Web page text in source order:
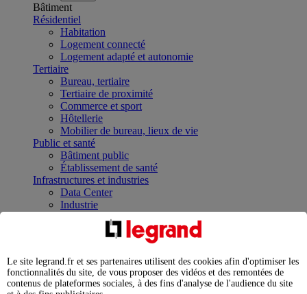
Bâtiment
Résidentiel
Habitation
Logement connecté
Logement adapté et autonomie
Tertiaire
Bureau, tertiaire
Tertiaire de proximité
Commerce et sport
Hôtellerie
Mobilier de bureau, lieux de vie
Public et santé
Bâtiment public
Établissement de santé
Infrastructures et industries
Data Center
Industrie
Infrastructures
Contrôler et planifier le fonctionnement des appareils
Répartir et optimiser son tableau électrique
Legrand Data Center Solutions : concentrer les
expertises au service de vos performances
Le site legrand.fr et ses partenaires utilisent des cookies afin d'optimiser les
fonctionnalités du site, de vous proposer des vidéos et des remontées de
contenus de plateformes sociales, à des fins d'analyse de l'audience du site